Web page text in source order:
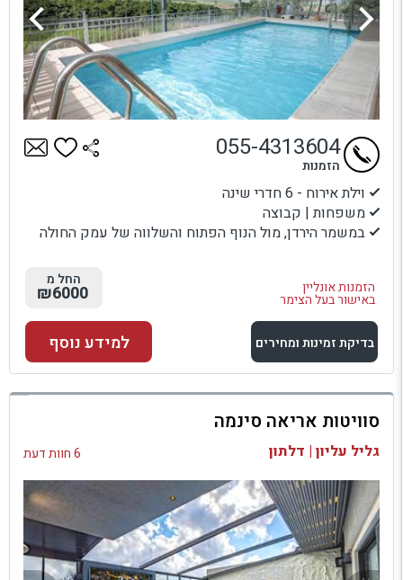
וילת אירוח - 6 חדרי שינה
משפחות | קבוצה
במשמר הירדן, מול הנוף הפתוח והשלווה של עמק החולה
הזמנות אונליין
באישור בעל הצימר
055-4313604
הזמנות
החל מ
₪6000
בדיקת זמינות ומחירים
למתחם זה
בדיקת זמינות ומחירים
למידע נוסף
סוויטות אריאה סינמה
גליל עליון | דלתון 6 חוות דעת